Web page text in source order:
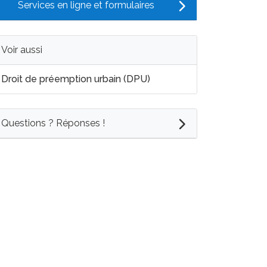
Services en ligne et formulaires
Voir aussi
Droit de préemption urbain (DPU)
Questions ? Réponses !